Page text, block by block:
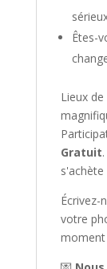
Êtes-
Lieux
Gratuit
s'achète
Écrivez-
votre
moment